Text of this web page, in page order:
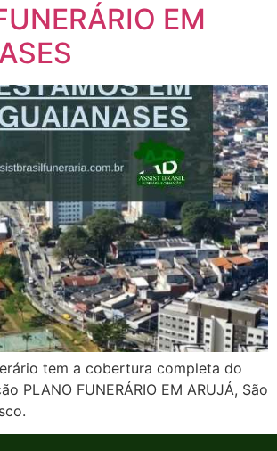
EM
tem a cobertura completa do
PLANO FUNERÁRIO EM ARUJÁ, São